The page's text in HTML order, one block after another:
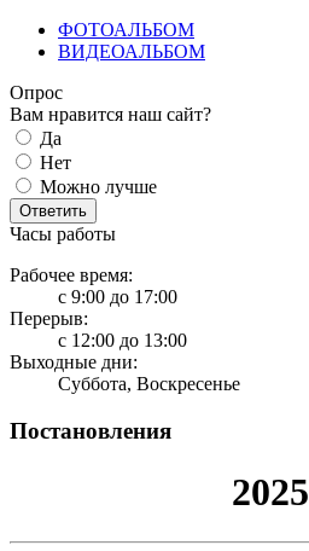
ФОТОАЛЬБОМ
ВИДЕОАЛЬБОМ
Опрос
Вам нравится наш сайт?
Да
Нет
Можно лучше
Ответить
Часы работы
Рабочее время:
с 9:00 до 17:00
Перерыв:
с 12:00 до 13:00
Выходные дни:
Суббота, Воскресенье
Постановления
2025